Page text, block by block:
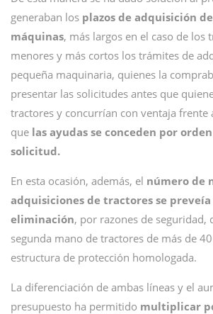
generaban los plazos de adquisición
máquinas, más largos en el caso de los
menores y más cortos los trámites de
pequeña maquinaria, quienes la
presentar las solicitudes antes que
tractores y concurrían con ventaja frente
que las ayudas se conceden por
solicitud.
En esta ocasión, además, el número de
adquisiciones de tractores se
eliminación, por razones de seguridad,
segunda mano de tractores de más de
estructura de protección homologada.
La diferenciación de ambas líneas y el
presupuesto ha permitido multiplicar